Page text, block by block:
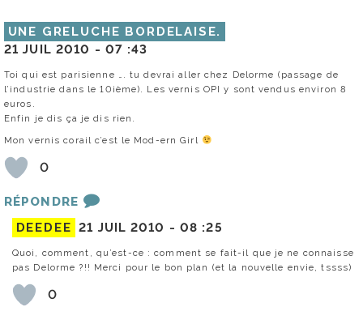
UNE GRELUCHE BORDELAISE.
21 JUIL 2010 - 07 :43
Toi qui est parisienne …. tu devrai aller chez Delorme (passage de
l’industrie dans le 10ième). Les vernis OPI y sont vendus environ 8
euros.
Enfin je dis ça je dis rien.
Mon vernis corail c’est le Mod-ern Girl
0
RÉPONDRE
DEEDEE 21 JUIL 2010 - 08 :25
Quoi, comment, qu’est-ce : comment se fait-il que je ne connaisse
pas Delorme ?!! Merci pour le bon plan (et la nouvelle envie, tssss)
0